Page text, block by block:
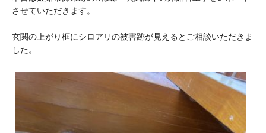
させていただきます。
玄関の上がり框にシロアリの被害跡が見えるとご相談いただきま
した。